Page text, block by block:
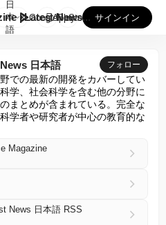
| Latest News...
日
本
語
GooglePlay
AppStore サインイン
日本語 フォロー
での最新の開発をカバーしてい
学、社会科学を含む他の分野に
まとめが含まれている。完全な
学者や研究者が中心の教育的な
Magazine
News 日本語 RSS